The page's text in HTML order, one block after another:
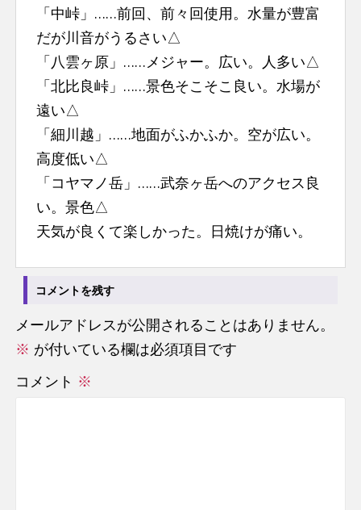
「中峠」……前回、前々回使用。水量が豊富
だが川音がうるさい△
「八雲ヶ原」……メジャー。広い。人多い△
「北比良峠」……景色そこそこ良い。水場が
遠い△
「細川越」……地面がふかふか。空が広い。
高度低い△
「コヤマノ岳」……武奈ヶ岳へのアクセス良
い。景色△
天気が良くて楽しかった。日焼けが痛い。
コメントを残す
メールアドレスが公開されることはありません。
※ が付いている欄は必須項目です
コメント ※